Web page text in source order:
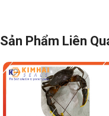
Sản Phẩm Liên